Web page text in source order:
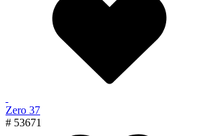
Zero 37
# 53671